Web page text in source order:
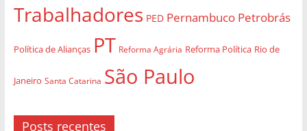
Trabalhadores PED Pernambuco Petrobrás
Política de Alianças PT Reforma Agrária Reforma Política Rio de
Janeiro Santa Catarina São Paulo
Posts recentes